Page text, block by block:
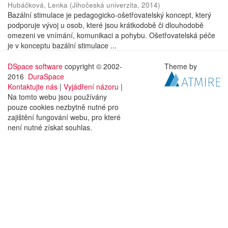
Hubáčková, Lenka (Jihočeská univerzita, 2014)
Bazální stimulace je pedagogicko-ošetřovatelský koncept, který
podporuje vývoj u osob, které jsou krátkodobě či dlouhodobě
omezeni ve vnímání, komunikaci a pohybu. Ošetřovatelská péče
je v konceptu bazální stimulace ...
DSpace software copyright © 2002-
2016 DuraSpace
Kontaktujte nás | Vyjádření názoru |
Na tomto webu jsou používány
pouze cookies nezbytně nutné pro
zajištění fungování webu, pro které
není nutné získat souhlas.
Theme by